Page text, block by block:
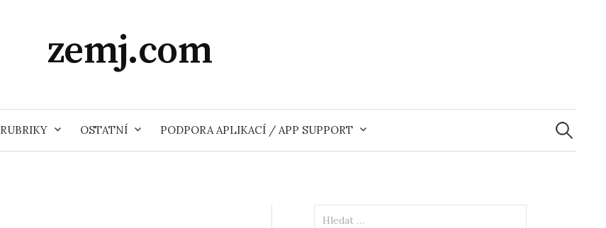
zemj.com
RUBRIKY OSTATNÍ PODPORA APLIKACÍ / APP SUPPORT